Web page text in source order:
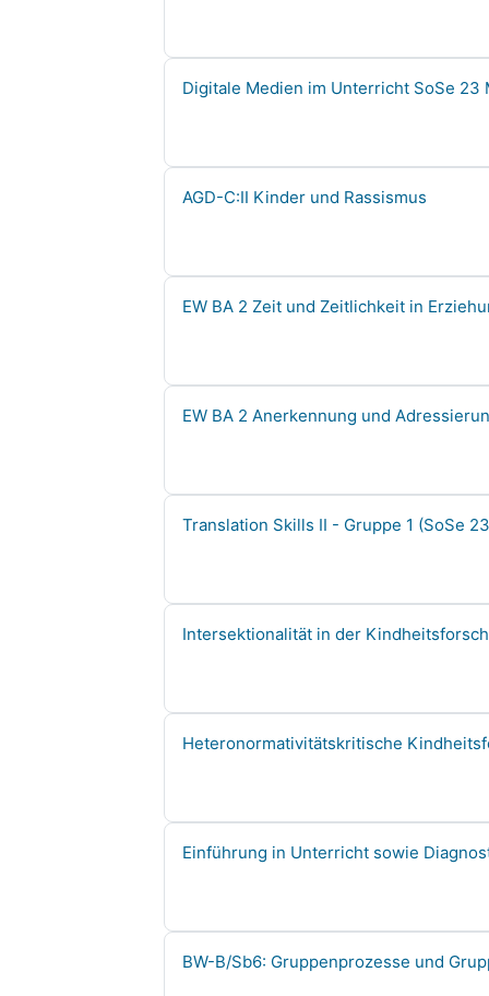
Course name
Digitale Medien im Unterricht SoSe 23
Course name
AGD-C:II Kinder und Rassismus
Course name
EW BA 2 Zeit und Zeitlichkeit in
Course name
EW BA 2 Anerkennung und
Course name
Translation Skills II - Gruppe 1 (SoSe
Course name
Intersektionalität in der
Course name
Heteronormativitätskritische
Course name
Einführung in Unterricht sowie
Course name
BW-B/Sb6: Gruppenprozesse und